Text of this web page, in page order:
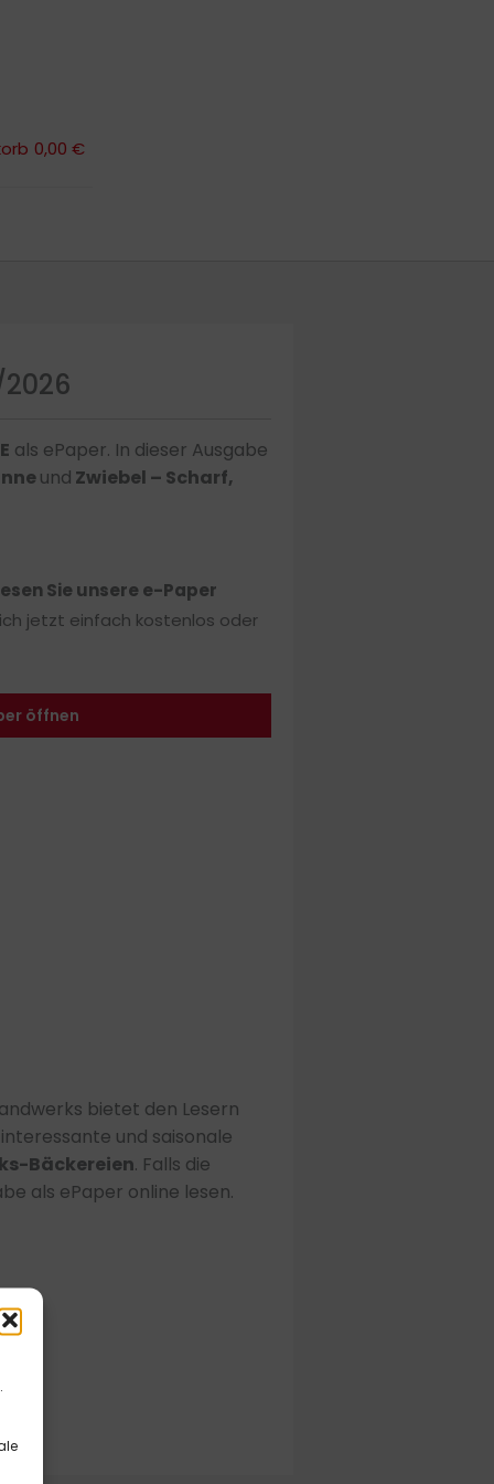
0,00 €
0,00 €
2026
als ePaper. In dieser Ausgabe
und Zwiebel – Scharf,
Sie unsere e-Paper
jetzt einfach kostenlos oder
öffnen
bietet den Lesern
und saisonale
Bäckereien. Falls die
als ePaper online lesen.